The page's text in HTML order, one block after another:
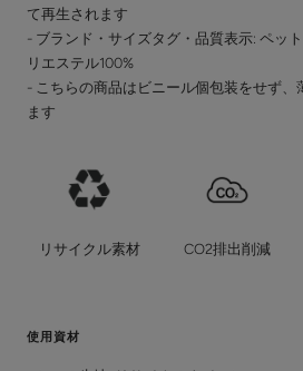
て再生されます
- ブランド・サイズタグ・品質表示: ペッ
リエステル100%
- こちらの商品はビニール個包装をせず、
ます
リサイクル素材 CO2排出削減
使用資材